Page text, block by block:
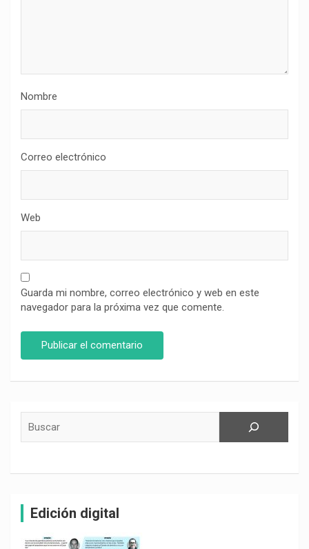
Nombre
Correo electrónico
Web
Guarda mi nombre, correo electrónico y web en este
navegador para la próxima vez que comente.
Edición digital